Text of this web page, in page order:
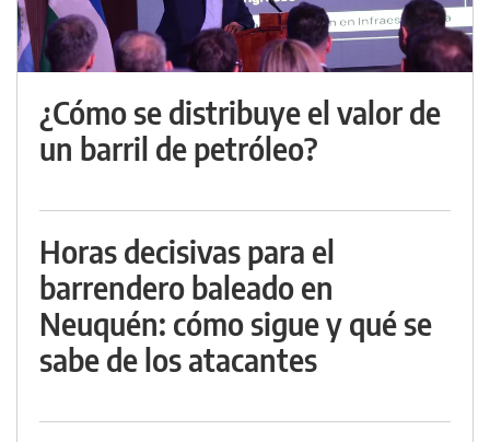
¿Cómo se distribuye el valor de
un barril de petróleo?
Horas decisivas para el
barrendero baleado en
Neuquén: cómo sigue y qué se
sabe de los atacantes